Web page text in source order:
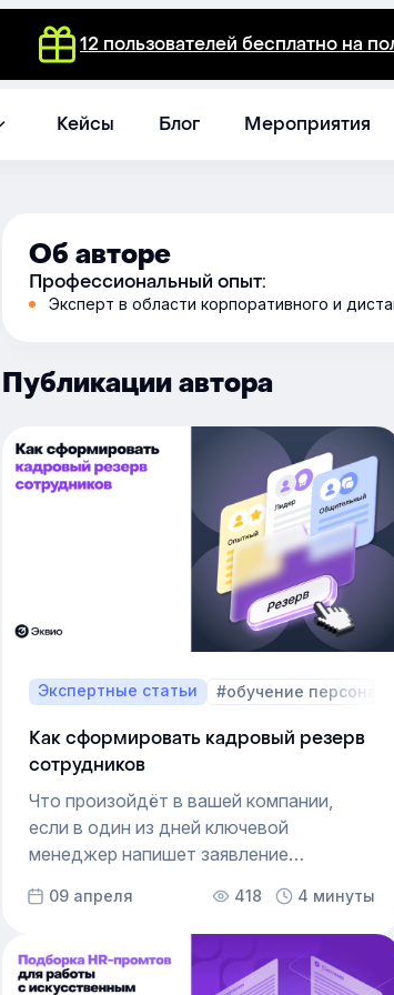
12 пользователей бесплатно на
Кейсы Блог Мероприятия
Об авторе
Профессиональный опыт:
Эксперт в области корпоративного и
Публикации автора
Экспертные статьи #обучение персонала
Как сформировать кадровый резерв
сотрудников
Что произойдёт в вашей компании,
если в один из дней ключевой
менеджер напишет заявление
понимание, что кадровый резерв
персонала — это больше, чем список
фамилий в эксель. Это «золотой фонд»
сотрудников, которые лояльны
09 апреля 418 4 минуты